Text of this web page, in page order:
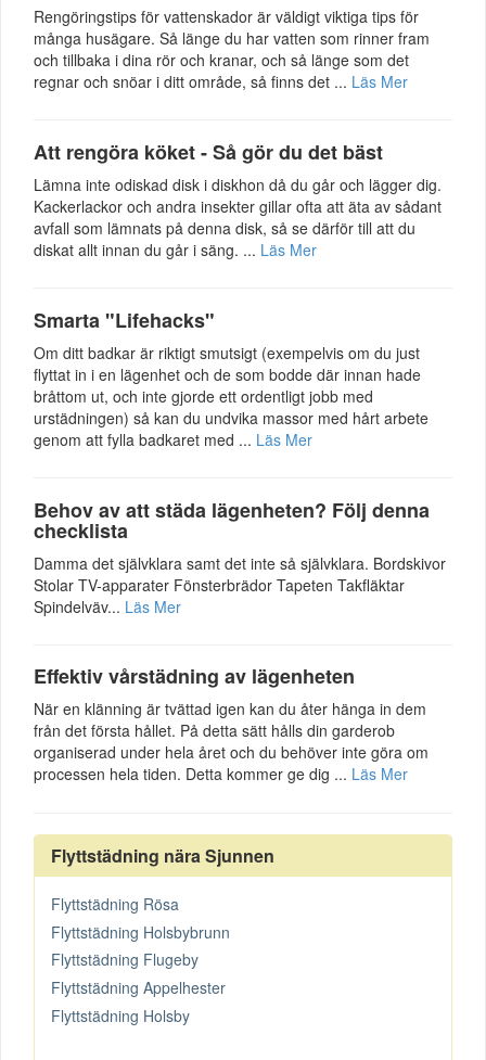
Rengöringstips för vattenskador är väldigt viktiga tips för
många husägare. Så länge du har vatten som rinner fram
och tillbaka i dina rör och kranar, och så länge som det
regnar och snöar i ditt område, så finns det ... Läs Mer
Att rengöra köket - Så gör du det bäst
Lämna inte odiskad disk i diskhon då du går och lägger dig.
Kackerlackor och andra insekter gillar ofta att äta av sådant
avfall som lämnats på denna disk, så se därför till att du
diskat allt innan du går i säng. ... Läs Mer
Smarta "Lifehacks"
Om ditt badkar är riktigt smutsigt (exempelvis om du just
flyttat in i en lägenhet och de som bodde där innan hade
bråttom ut, och inte gjorde ett ordentligt jobb med
urstädningen) så kan du undvika massor med hårt arbete
genom att fylla badkaret med ... Läs Mer
Behov av att städa lägenheten? Följ denna
checklista
Damma det självklara samt det inte så självklara. Bordskivor
Stolar TV-apparater Fönsterbrädor Tapeten Takfläktar
Spindelväv... Läs Mer
Effektiv vårstädning av lägenheten
När en klänning är tvättad igen kan du åter hänga in dem
från det första hållet. På detta sätt hålls din garderob
organiserad under hela året och du behöver inte göra om
processen hela tiden. Detta kommer ge dig ... Läs Mer
Flyttstädning nära Sjunnen
Flyttstädning Rösa
Flyttstädning Holsbybrunn
Flyttstädning Flugeby
Flyttstädning Appelhester
Flyttstädning Holsby